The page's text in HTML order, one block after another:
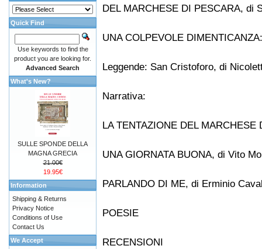
DEL MARCHESE DI PESCARA, di
UNA COLPEVOLE
Leggende: San Cristoforo, di
Narrativa:
LA TENTAZIONE DEL
UNA GIORNATA BUONA, di Vito
PARLANDO DI ME, di Erminio
POESIE
RECENSIONI
Quick Find
Use keywords to find the
product you are looking for.
Advanced Search
What's New?
SULLE SPONDE DELLA
MAGNA GRECIA
21.00€
19.95€
Information
Shipping & Returns
Privacy Notice
Conditions of Use
Contact Us
We Accept